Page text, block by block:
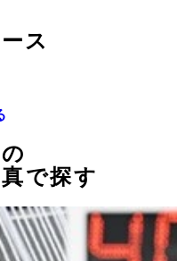
ス
で探す